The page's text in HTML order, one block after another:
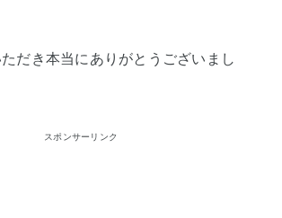
だき本当にありがとうございまし
スポンサーリンク